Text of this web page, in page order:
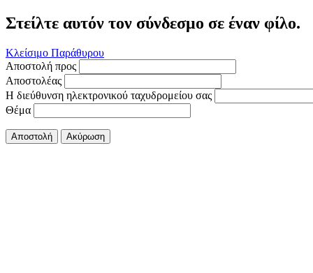
Στείλτε αυτόν τον σύνδεσμο σε έναν φίλο.
Κλείσιμο Παράθυρου
Αποστολή προς
Αποστολέας
Η διεύθυνση ηλεκτρονικού ταχυδρομείου σας
Θέμα
Αποστολή Ακύρωση